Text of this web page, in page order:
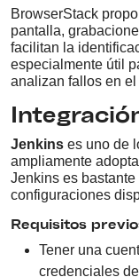
BrowserStack
pantalla,
facilitan la
especialmente útil
analizan fallos en
Jenkins es uno de
ampliamente
Jenkins es
configuraciones
Requisitos
Tener una
credenciales